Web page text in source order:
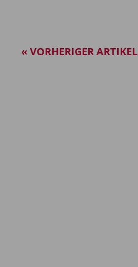
« VORHERIGER ARTIKEL